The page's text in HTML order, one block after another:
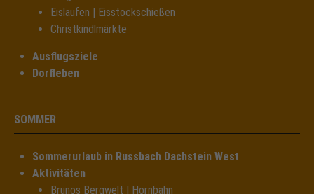
Eislaufen | Eisstockschießen
Christkindlmärkte
Ausflugsziele
Dorfleben
SOMMER
Sommerurlaub in Russbach Dachstein West
Aktivitäten
Brunos Bergwelt | Hornbahn